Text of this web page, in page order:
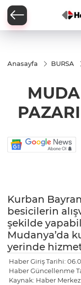
Anasayfa BURSA
Kurban
besicilerin
şekilde
Mudanya’da
yerinde
Haber Giriş Tarihi:
Haber Güncellenme
Kaynak: Haber